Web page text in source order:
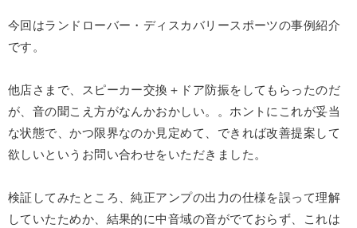
今回はランドローバー・ディスカバリースポーツの事例紹介
です。
他店さまで、スピーカー交換＋ドア防振をしてもらったのだ
が、音の聞こえ方がなんかおかしい。。ホントにこれが妥当
な状態で、かつ限界なのか見定めて、できれば改善提案して
欲しいというお問い合わせをいただきました。
検証してみたところ、純正アンプの出力の仕様を誤って理解
していたためか、結果的に中音域の音がでておらず、これは